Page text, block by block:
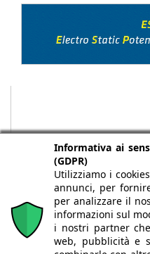
Chi siamo Autori
Informativa ai
(GDPR)
Utilizziamo i
annunci, per
per analizzare il
informazioni sul
i nostri partner
web, pubblicità e